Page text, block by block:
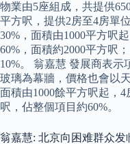
物業由5座組成，共提供
平方呎，提供2房至4房單
30%，面積由1000平方呎
60%，面積約2000平方呎
10%。 翁嘉慧 發展商表示
玻璃為幕牆，價格也會以
面積由1000餘平方呎起，
呎，佔整個項目約60%。
翁嘉慧: 北京向困难群众发